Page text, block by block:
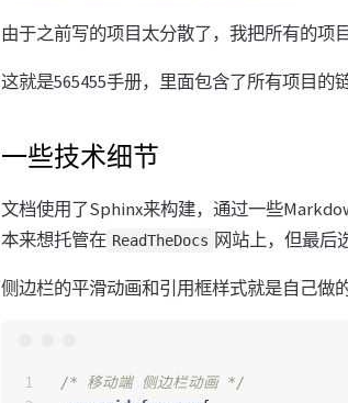
由于之前写的项目太分散了，我把所有的项
这就是565455手册，里面包含了所有项目的
一些技术细节
文档使用了Sphinx来构建，通过一些
本来想托管在 ReadTheDocs 网站上，但最后
侧边栏的平滑动画和引用框样式就是自己做
1
/* 移动端 侧边栏动画 */